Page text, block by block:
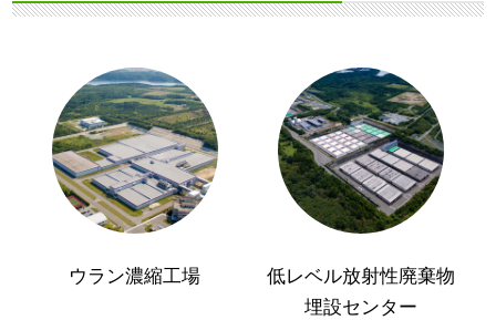
ウラン濃縮工場
低レベル放射性廃棄物
埋設センター